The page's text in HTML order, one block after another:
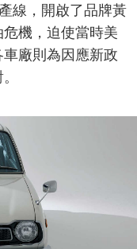
線，開啟了品牌黃
機，迫使當時美
廠則為因應新政